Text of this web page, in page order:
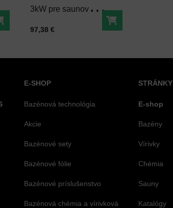
košíka
3kW pre saunovú
Cena s DPH
97,38 € Do košíka
E-SHOP
Bazénová technológia
Akcie
Bazénové sety
Bazénové fólie
Bazénové príslušenstvo
Bazénová chémia a vírivková
STRÁNKY
E-shop
Bazény
Vírivky
Chémia
Sauny
Katalógy